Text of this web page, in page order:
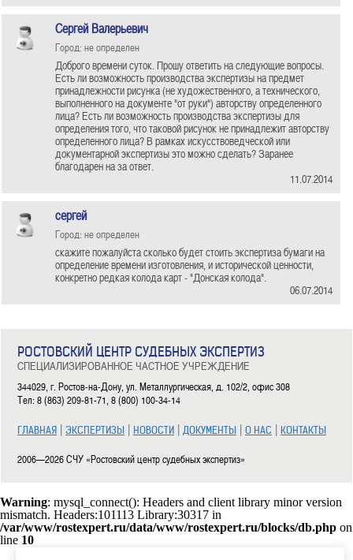
Сергей Валерьевич
Город: не определен
Доброго времени суток. Прошу ответить на следующие вопросы.
Есть ли возможность производства экспертизы на предмет
принадлежности рисунка (не художественного, а технического,
выполненного на документе "от руки") авторству определенного
лица? Есть ли возможность производства экспертизы для
определения того, что таковой рисунок не принадлежит авторству
определенного лица? В рамках искусствоведческой или
документарной экспертизы это можно сделать? Заранее
благодарен на за ответ.
11.07.2014
сергей
Город: не определен
скажите пожалуйста сколько будет стоить экспертиза бумаги на
определение времени изготовления, и исторической ценности,
конкретно редкая колода карт - "Донская колода".
06.07.2014
РОСТОВСКИЙ ЦЕНТР СУДЕБНЫХ ЭКСПЕРТИЗ
СПЕЦИАЛИЗИРОВАННОЕ ЧАСТНОЕ УЧРЕЖДЕНИЕ
344029, г. Ростов-на-Дону, ул. Металлургическая, д. 102/2, офис 308
Тел: 8 (863) 209-81-71, 8 (800) 100-34-14
ГЛАВНАЯ | ЭКСПЕРТИЗЫ | НОВОСТИ | ДОКУМЕНТЫ | О НАС | КОНТАКТЫ
2006—2026 СЧУ «Ростовский центр судебных экспертиз»
Warning: mysql_connect(): Headers and client library minor version
mismatch. Headers:101113 Library:30317 in
/var/www/rostexpert.ru/data/www/rostexpert.ru/blocks/db.php on
line 10